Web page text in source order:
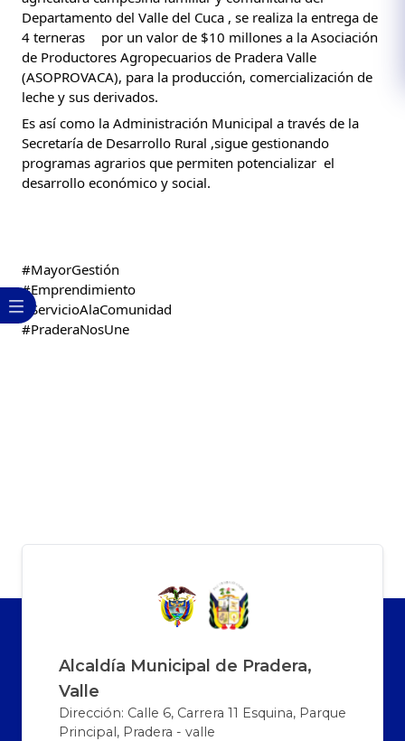
Departamento del Valle del Cuca , se realiza la entrega de
4 terneras
por un valor de $10 millones a la Asociación
de Productores Agropecuarios de Pradera Valle
(ASOPROVACA), para la producción, comercialización de
leche y sus derivados.
Es así como la Administración Municipal a través
Secretaría de Desarrollo Rural ,sigue gestionando
programas agrarios que permiten potencializar  el
desarrollo económico y social.
#MayorGestión
#Emprendimiento
#ServicioAlaComunidad
#PraderaNosUne
Alcaldía Municipal de Pradera,
Valle
Dirección: Calle 6, Carrera 11 Esquina, Parque
Principal, Pradera - valle